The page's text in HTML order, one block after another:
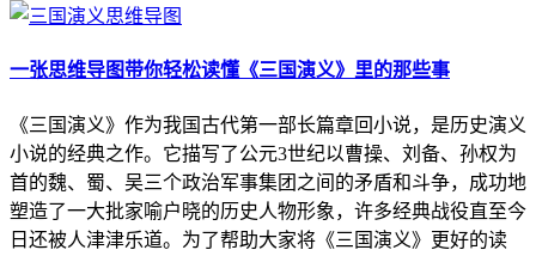
一张思维导图带你轻松读懂《三国演义》里的那些事
《三国演义》作为我国古代第一部长篇章回小说，是历史演义
小说的经典之作。它描写了公元3世纪以曹操、刘备、孙权为
首的魏、蜀、吴三个政治军事集团之间的矛盾和斗争，成功地
塑造了一大批家喻户晓的历史人物形象，许多经典战役直至今
日还被人津津乐道。为了帮助大家将《三国演义》更好的读